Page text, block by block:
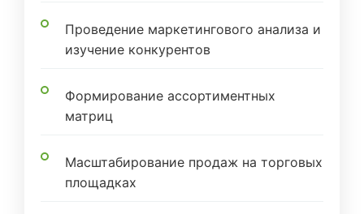
Проведение маркетингового анализа и
изучение конкурентов
Формирование ассортиментных
матриц
Масштабирование продаж на торговых
площадках